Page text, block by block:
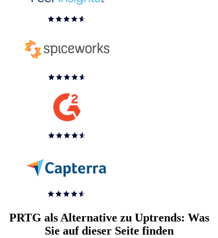
PRTG als Alternative zu Uptrends: Was
Sie auf dieser Seite finden